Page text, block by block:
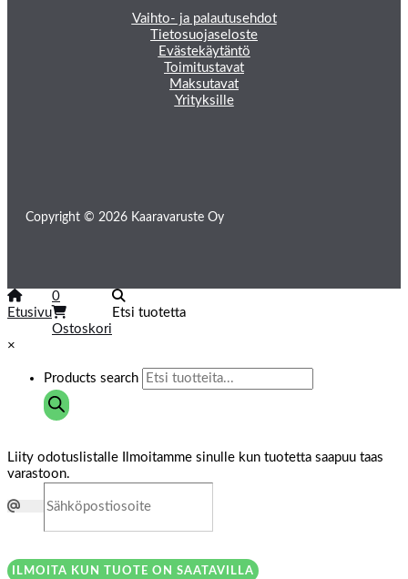
Vaihto- ja palautusehdot
Tietosuojaseloste
Evästekäytäntö
Toimitustavat
Maksutavat
Yrityksille
Copyright © 2026 Kaaravaruste Oy
Etusivu
0
Ostoskori
Etsi tuotetta
×
Products search
Liity odotuslistalle
Ilmoitamme sinulle kun tuotetta saapuu taas
varastoon.
ILMOITA KUN TUOTE ON SAATAVILLA